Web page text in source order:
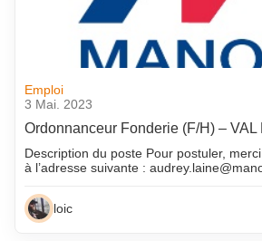
Emploi
3 Mai. 2023
Ordonnanceur Fonderie (F/H) – VAL
Description du poste Pour postuler,
à l’adresse suivante :
loic